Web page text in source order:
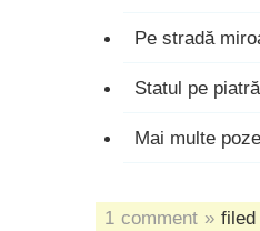
Pe stradă
Statul pe
Mai multe
1 comment »